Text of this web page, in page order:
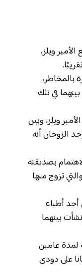
ويلز،
بالمخاطر،
في تلك
ويلز، وبين
الزوجان أنه
بصديقته
تزوج منها
أحد أطباء
بينهما
لمدة عامين
على دودي